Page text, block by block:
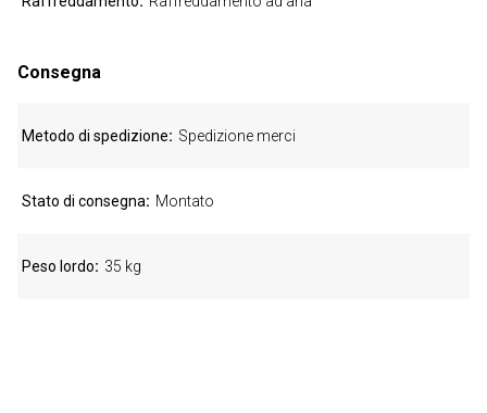
Consegna
Metodo di spedizione Spedizione merci
Stato di consegna Montato
Peso lordo 35 kg